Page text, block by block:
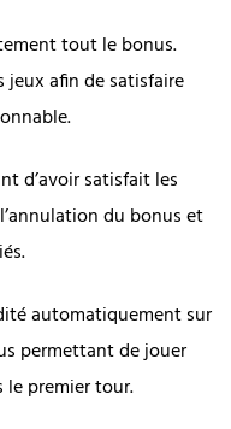
tout le bonus.
jeux afin de satisfaire
d’avoir satisfait les
du bonus et
automatiquement sur
permettant de jouer
premier tour.